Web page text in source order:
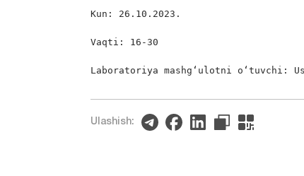
Kun: 26.10.2023.
Vaqti: 16-30
Laboratoriya mashgʻulotni oʻtuvchi:
Ulashish: